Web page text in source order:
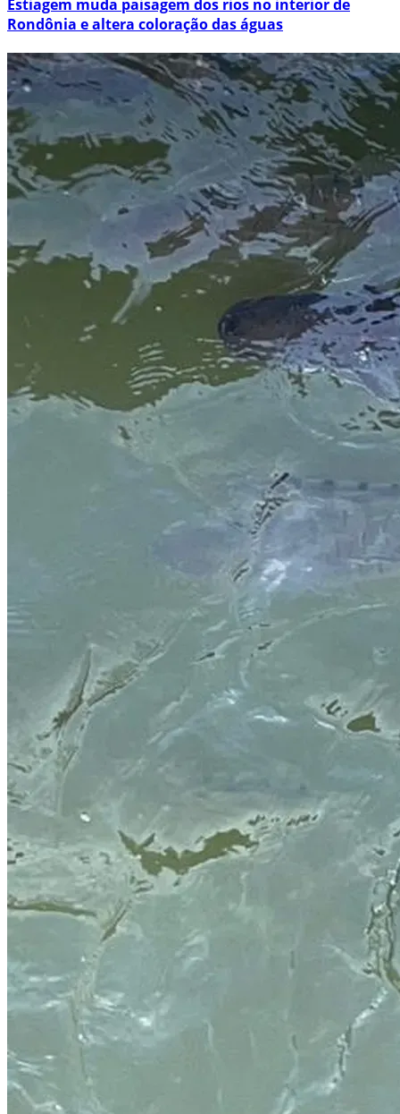
Estiagem muda paisagem dos rios no interior de
Rondônia e altera coloração das águas